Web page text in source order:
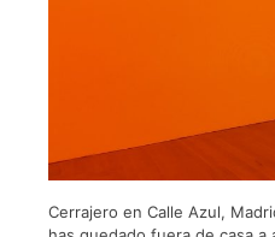
Cerrajero en Calle Azul,